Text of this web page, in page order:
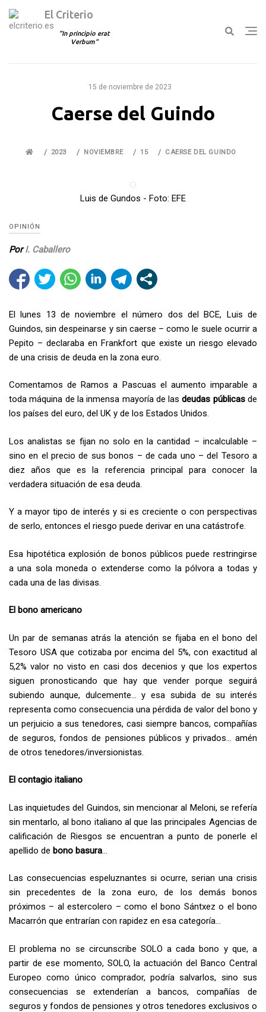
El Criterio
In principio erat
Verbum
15 de noviembre de 2023
Caerse del Guindo
2023 NOVIEMBRE 15 CAERSE DEL GUINDO
Luis de Gundos - Foto: EFE
OPINIÓN
PorI. Caballero
El lunes 13 de noviembre el número dos del BCE, Luis de
Guindos, sin despeinarse y sin caerse – como le suele ocurrir a
Pepito – declaraba en Frankfort que existe un riesgo elevado
de una crisis de deuda en la zona euro.
Comentamos de Ramos a Pascuas el aumento imparable a
toda máquina de la inmensa mayoría de lasdeudas públicasde
los países del euro, del UK y de los Estados Unidos.
Los analistas se fijan no solo en la cantidad – incalculable –
sino en el precio de sus bonos – de cada uno – del Tesoro a
diez años que es la referencia principal para conocer la
verdadera situación de esa deuda.
Y a mayor tipo de interés y si es creciente o con perspectivas
de serlo, entonces el riesgo puede derivar en una catástrofe.
Esa hipotética explosión de bonos públicos puede restringirse
a una sola moneda o extenderse como la pólvora a todas y
cada una de las divisas.
El bono americano
Un par de semanas atrás la atención se fijaba en el bono del
Tesoro USA que cotizaba por encima del 5%, con exactitud al
5,2% valor no visto en casi dos decenios y que los expertos
siguen pronosticando que hay que vender porque seguirá
subiendo aunque, dulcemente… y esa subida de su interés
representa como consecuencia una pérdida de valor del bono y
un perjuicio a sus tenedores, casi siempre bancos, compañías
de seguros, fondos de pensiones públicos y privados… amén
de otros tenedores/inversionistas.
El contagio italiano
Las inquietudes del Guindos, sin mencionar al Meloni, se refería
sin mentarlo, al bono italiano al que las principales Agencias de
calificación de Riesgos se encuentran a punto de ponerle el
apellido de bono basura
Las consecuencias espeluznantes si ocurre, serian una crisis
sin precedentes de la zona euro, de los demás bonos
próximos – al estercolero – como el bono Sántxez o el bono
Macarrón que entrarían con rapidez en esa categoría…
El problema no se circunscribe SOLO a cada bono y que, a
partir de ese momento, SOLO, la actuación del Banco Central
Europeo como único comprador, podría salvarlos, sino sus
consecuencias se extenderían a bancos, compañías de
seguros y fondos de pensiones y otros tenedores exclusivos o